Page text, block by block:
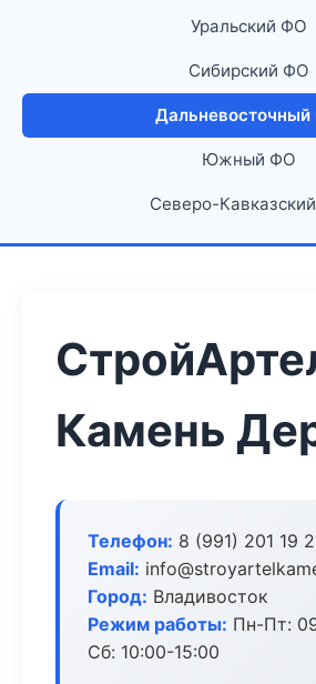
Уральский ФО
Сибирский ФО
Южный ФО
Северо-
Камень
Телефон: 8 (991) 201 19
Email:
Город: Владивосток
Режим работы: Пн-Пт:
Сб: 10:00-15:00